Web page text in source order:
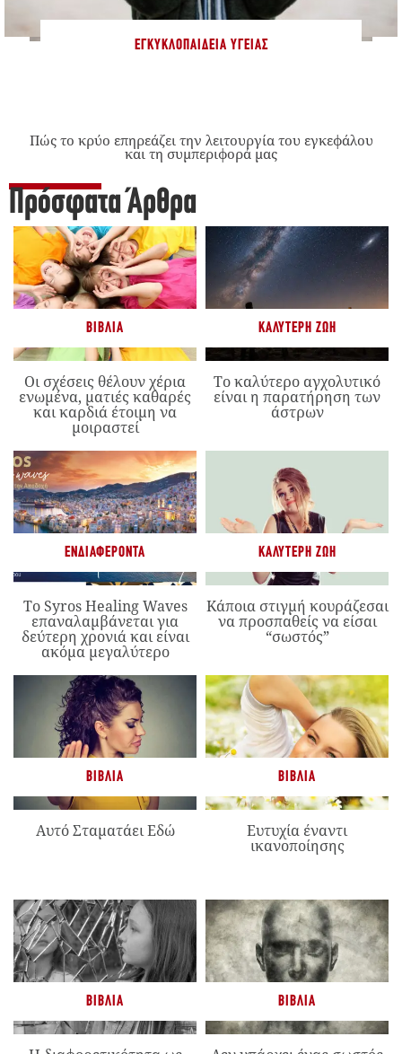
ΕΓΚΥΚΛΟΠΑΊΔΕΙΑ ΥΓΕΊΑΣ
Πώς το κρύο επηρεάζει την λειτουργία του εγκεφάλου
και τη συμπεριφορά μας
Πρόσφατα Άρθρα
ΒΙΒΛΊΑ
Οι σχέσεις θέλουν χέρια
ενωμένα, ματιές καθαρές
και καρδιά έτοιμη να
μοιραστεί
ΚΑΛΎΤΕΡΗ ΖΩΉ
Το καλύτερο αγχολυτικό
είναι η παρατήρηση των
άστρων
ΕΝΔΙΑΦΈΡΟΝΤΑ
Το Syros Healing Waves
επαναλαμβάνεται για
δεύτερη χρονιά και είναι
ακόμα μεγαλύτερο
ΚΑΛΎΤΕΡΗ ΖΩΉ
Κάποια στιγμή κουράζεσαι
να προσπαθείς να είσαι
“σωστός”
ΒΙΒΛΊΑ
Αυτό Σταματάει Εδώ
ΒΙΒΛΊΑ
Ευτυχία έναντι
ικανοποίησης
ΒΙΒΛΊΑ ΒΙΒΛΊΑ